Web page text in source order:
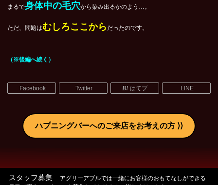
まるで身体中の毛穴から染み出るかのよう…。
ただ、問題はむしろここからだったのです。
（※後編へ続く）
Facebook Twitter はてブ LINE
ハプニングバーへのご来店をお考えの方
スタッフ募集
アグリーアブルでは一緒にお客様のおもてなしができる